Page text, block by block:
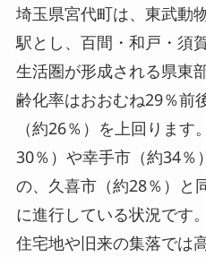
埼玉県宮代町は、東武動
駅とし、百間・和戸・須
生活圏が形成される県東
齢化率はおおむね29％前
（約26％）を上回りま
30％）や幸手市（約34％
の、久喜市（約28％）と
に進行している状況です
住宅地や旧来の集落では